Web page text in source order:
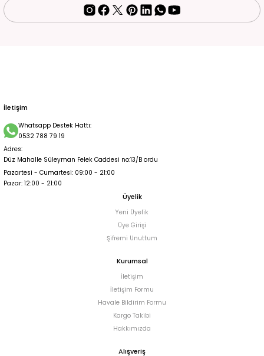
İletişim
Whatsapp Destek Hattı:
0532 788 79 19
Adres:
Düz Mahalle Süleyman Felek Caddesi no:13/B ordu
Pazartesi - Cumartesi: 09:00 - 21:00
Pazar: 12:00 - 21:00
Üyelik
Yeni Üyelik
Üye Girişi
Şifremi Unuttum
Kurumsal
İletişim
İletişim Formu
Havale Bildirim Formu
Kargo Takibi
Hakkımızda
Alışveriş